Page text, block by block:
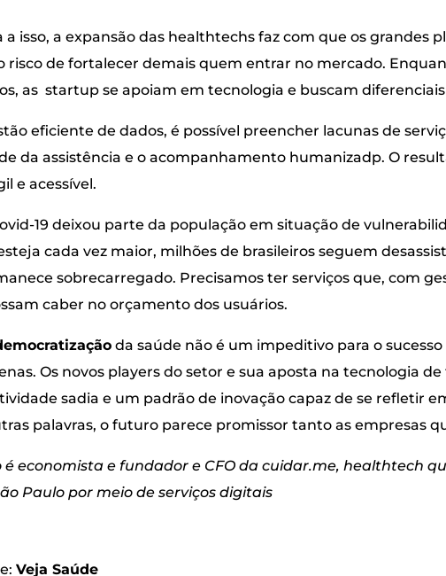
isso, a expansão das healthtechs faz com que os grandes
risco de fortalecer demais quem entrar no mercado.
as startup se apoiam em tecnologia e buscam
eficiente de dados, é possível preencher lacunas de
da assistência e o acompanhamento humanizadp. O
e acessível.
19 deixou parte da população em situação de
cada vez maior, milhões de brasileiros seguem
sobrecarregado. Precisamos ter serviços que, com
caber no orçamento dos usuários.
da saúde não é um impeditivo para o
Os novos players do setor e sua aposta na tecnologia
sadia e um padrão de inovação capaz de se refletir
palavras, o futuro parece promissor tanto as empresas
é economista e fundador e CFO da cuidar.me, healthtech
Paulo por meio de serviços digitais
Veja Saúde